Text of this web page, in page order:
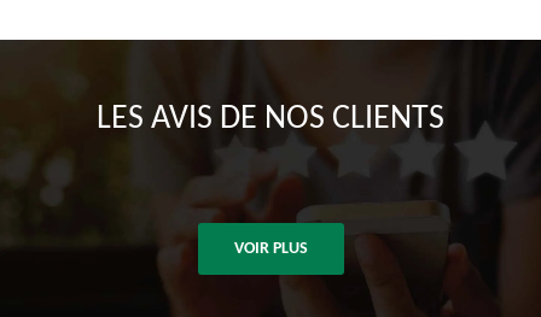
LES AVIS DE NOS CLIENTS
VOIR PLUS